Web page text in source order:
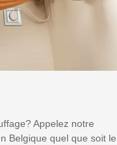
Appelez notre
Belgique quel que soit le